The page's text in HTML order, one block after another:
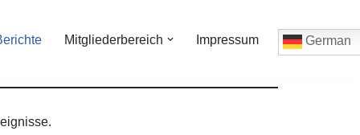
Mitgliederbereich Impressum German